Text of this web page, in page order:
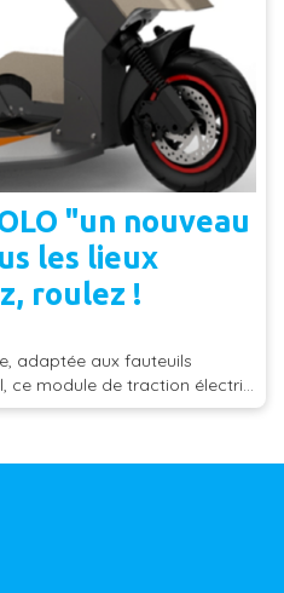
"un nouveau
les lieux
roulez !
adaptée aux fauteuils
ce module de traction électri...